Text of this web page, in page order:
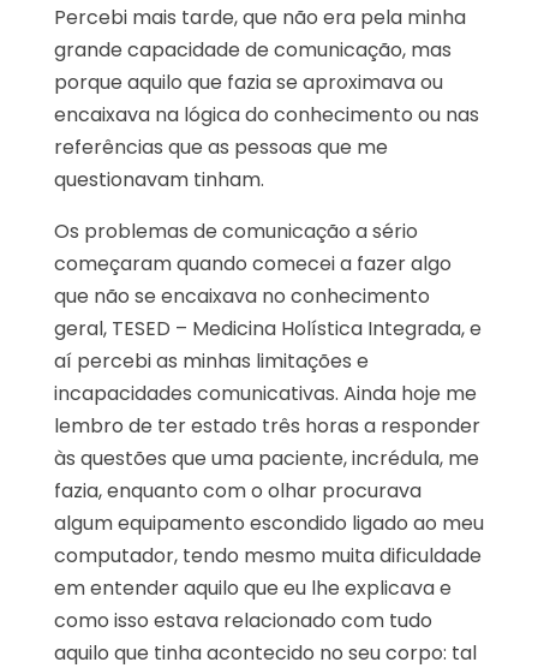
Percebi mais tarde, que não era pela minha
grande capacidade de comunicação, mas
porque aquilo que fazia se aproximava ou
encaixava na lógica do conhecimento ou nas
referências que as pessoas que me
questionavam tinham.
Os problemas de comunicação a sério
começaram quando comecei a fazer algo
que não se encaixava no conhecimento
geral, TESED – Medicina Holística Integrada, e
aí percebi as minhas limitações e
incapacidades comunicativas. Ainda hoje me
lembro de ter estado três horas a responder
às questões que uma paciente, incrédula, me
fazia, enquanto com o olhar procurava
algum equipamento escondido ligado ao meu
computador, tendo mesmo muita dificuldade
em entender aquilo que eu lhe explicava e
como isso estava relacionado com tudo
aquilo que tinha acontecido no seu corpo: tal